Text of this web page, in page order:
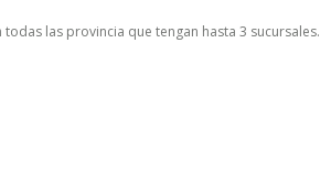
las provincia que tengan hasta 3 sucursales.